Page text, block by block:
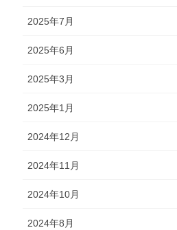
2025年7月
2025年6月
2025年3月
2025年1月
2024年12月
2024年11月
2024年10月
2024年8月